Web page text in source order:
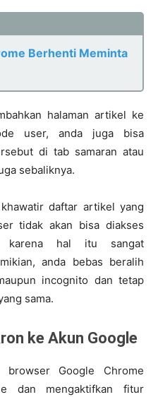
Berhenti Meminta
halaman artikel ke
user, anda juga bisa
di tab samaran atau
sebaliknya.
daftar artikel yang
tidak akan bisa diakses
karena hal itu sangat
anda bebas beralih
incognito dan tetap
sama.
ke Akun Google
Google Chrome
dan mengaktifkan fitur